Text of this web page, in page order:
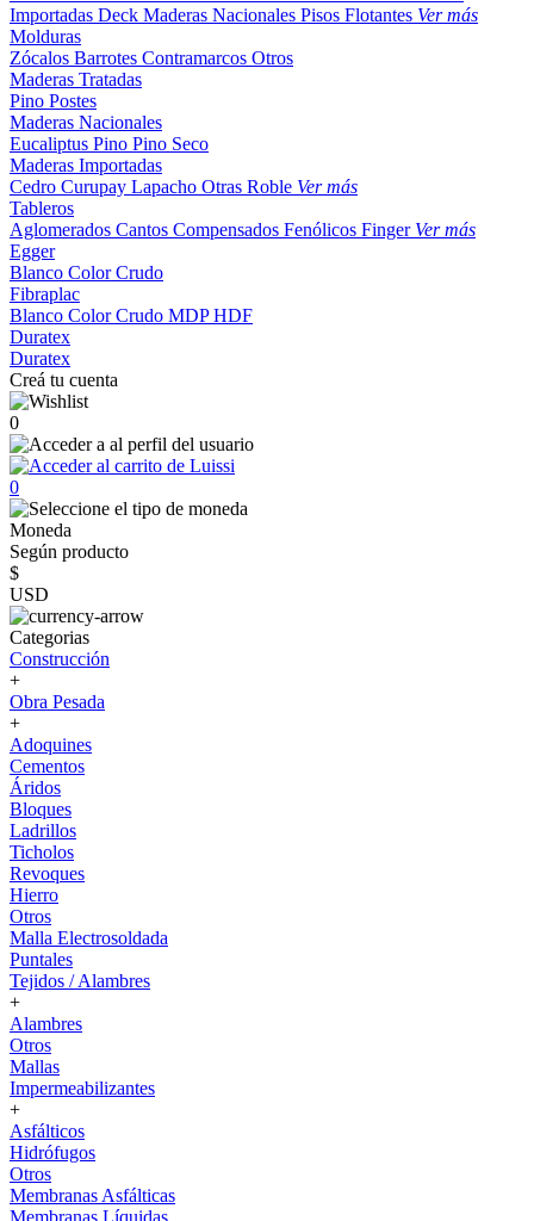
Importadas Deck Maderas Nacionales Pisos Flotantes Ver más
Molduras
Zócalos Barrotes Contramarcos Otros
Maderas Tratadas
Pino Postes
Maderas Nacionales
Eucaliptus Pino Pino Seco
Maderas Importadas
Cedro Curupay Lapacho Otras Roble Ver más
Tableros
Aglomerados Cantos Compensados Fenólicos Finger Ver más
Egger
Blanco ColorCrudo
Fibraplac
Blanco ColorCrudo MDPHDF
Duratex
Duratex
Creá tu cuenta
0
0
Moneda
Según producto
$
USD
Categorias
Construcción
+
Obra Pesada
+
Adoquines
Cementos
Áridos
Bloques
Ladrillos
Ticholos
Revoques
Hierro
Otros
Malla Electrosoldada
Puntales
Tejidos / Alambres
+
Alambres
Otros
Mallas
Impermeabilizantes
+
Asfálticos
Hidrófugos
Otros
Membranas Asfálticas
Membranas Líquidas